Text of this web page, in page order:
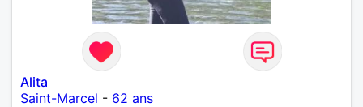
Alita
Saint-Marcel - 62 ans